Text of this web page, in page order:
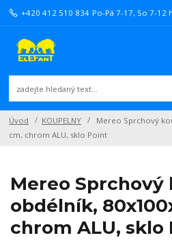
+420 412 510 834 Po-Pá 7-17, So 7-12
Úvod KOUPELNY
Mereo Sprchový
cm, chrom ALU, sklo Point
Mereo Sprchový
obdélník,
chrom ALU, sklo